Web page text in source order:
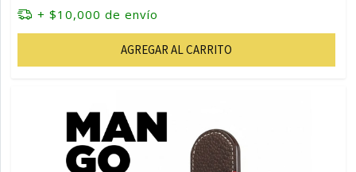
+ $10,000 de envío
AGREGAR AL CARRITO